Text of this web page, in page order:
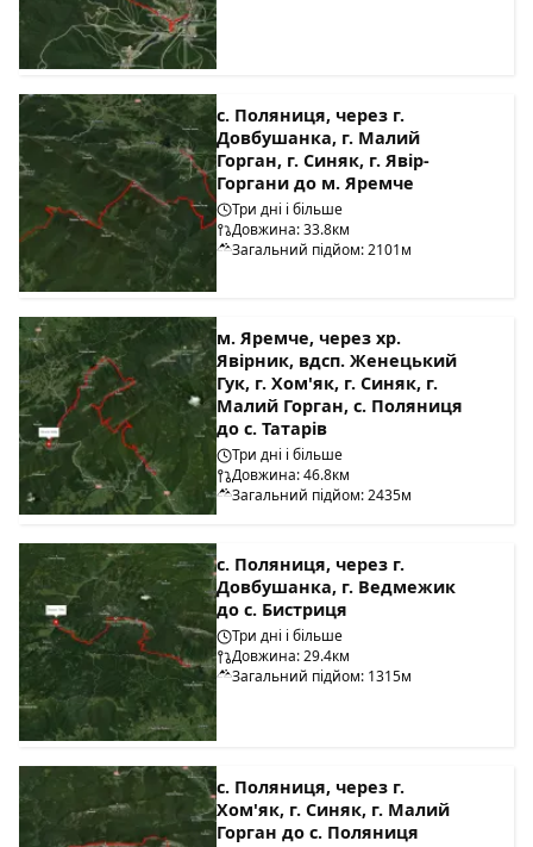
с. Поляниця, через г.
Довбушанка, г. Малий
Горган, г. Синяк, г. Явір-
Горгани до м. Яремче
Три дні і більше
Довжина: 33.8км
Загальний підйом: 2101м
м. Яремче, через хр.
Явірник, вдсп. Женецький
Гук, г. Хом'як, г. Синяк, г.
Малий Горган, с. Поляниця
до с. Татарів
Три дні і більше
Довжина: 46.8км
Загальний підйом: 2435м
с. Поляниця, через г.
Довбушанка, г. Ведмежик
до с. Бистриця
Три дні і більше
Довжина: 29.4км
Загальний підйом: 1315м
с. Поляниця, через г.
Хом'як, г. Синяк, г. Малий
Горган до с. Поляниця